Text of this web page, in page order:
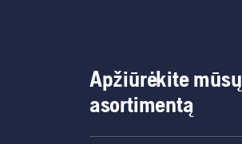
Apžiūrėkite mūsų
asortimentą